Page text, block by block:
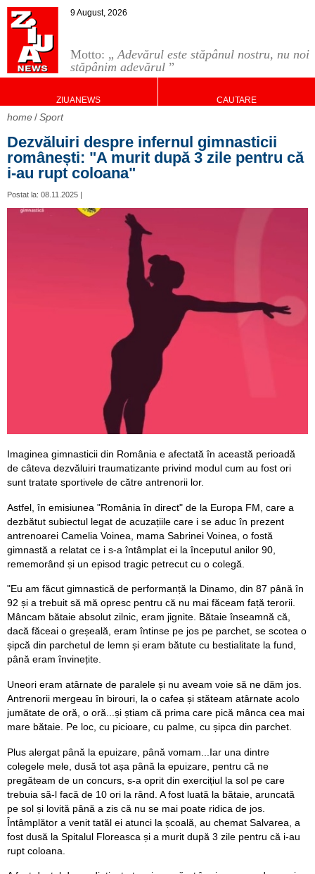
Motto: „Adevărul este stăpânul nostru, nu noi
stăpânim adevărul ”
9 August, 2026
ZIUANEWS CAUTARE
home Sport
Dezvăluiri despre infernul gimnasticii
românești: "A murit după 3 zile pentru că
i-au rupt coloana"
Postat la: 08.11.2025 |
Imaginea gimnasticii din România e afectată în această perioadă
de câteva dezvăluiri traumatizante privind modul cum au fost ori
sunt tratate sportivele de către antrenorii lor.
Astfel, în emisiunea "România în direct" de la Europa FM, care a
dezbătut subiectul legat de acuzațiile care i se aduc în prezent
antrenoarei Camelia Voinea, mama Sabrinei Voinea, o fostă
gimnastă a relatat ce i s-a întâmplat ei la începutul anilor 90,
rememorând și un episod tragic petrecut cu o colegă.
"Eu am făcut gimnastică de performanță la Dinamo, din 87 până în
92 și a trebuit să mă opresc pentru că nu mai făceam față terorii.
Mâncam bătaie absolut zilnic, eram jignite. Bătaie înseamnă că,
dacă făceai o greșeală, eram întinse pe jos pe parchet, se scotea o
șipcă din parchetul de lemn și eram bătute cu bestialitate la fund,
până eram învinețite.
Uneori eram atârnate de paralele și nu aveam voie să ne dăm jos.
Antrenorii mergeau în birouri, la o cafea și stăteam atârnate acolo
jumătate de oră, o oră...și știam că prima care pică mânca cea mai
mare bătaie. Pe loc, cu picioare, cu palme, cu șipca din parchet.
Plus alergat până la epuizare, până vomam...Iar una dintre
colegele mele, dusă tot așa până la epuizare, pentru că ne
pregăteam de un concurs, s-a oprit din exercițiul la sol pe care
trebuia să-l facă de 10 ori la rând. A fost luată la bătaie, aruncată
pe sol și lovită până a zis că nu se mai poate ridica de jos.
Întâmplător a venit tatăl ei atunci la școală, au chemat Salvarea, a
fost dusă la Spitalul Floreasca și a murit după 3 zile pentru că i-au
rupt coloana.